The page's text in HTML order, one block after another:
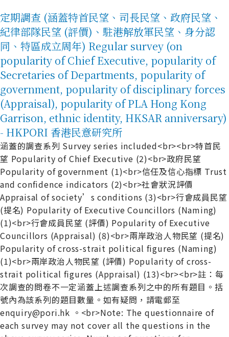
定期調查 (涵蓋特首民望、司長民望、政府民望、
紀律部隊民望 (評價)、駐港解放軍民望、身分認
同、特區成立周年) Regular survey (on
popularity of Chief Executive, popularity of
Secretaries of Departments, popularity of
government, popularity of disciplinary forces
(Appraisal), popularity of PLA Hong Kong
Garrison, ethnic identity, HKSAR anniversary)
- HKPORI 香港民意研究所
涵蓋的調查系列 Survey series included<br><br>特首民
望 Popularity of Chief Executive (2)<br>政府民望
Popularity of government (1)<br>信任及信心指標 Trust
and confidence indicators (2)<br>社會狀況評價
Appraisal of society’s conditions (3)<br>行會成員民望
(提名) Popularity of Executive Councillors (Naming)
(1)<br>行會成員民望 (評價) Popularity of Executive
Councillors (Appraisal) (8)<br>兩岸政治人物民望 (提名)
Popularity of cross-strait political figures (Naming)
(1)<br>兩岸政治人物民望 (評價) Popularity of cross-
strait political figures (Appraisal) (13)<br><br>註：每
次調查的問卷不一定涵蓋上述調查系列之中的所有題目。括
號內為該系列的題目數量。如有疑問，請電郵至
enquiry@pori.hk 。<br>Note: The questionnaire of
each survey may not cover all the questions in the